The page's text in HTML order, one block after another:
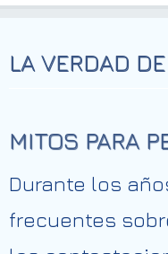
LA VERDAD
MITOS PARA
Durante los
frecuentes